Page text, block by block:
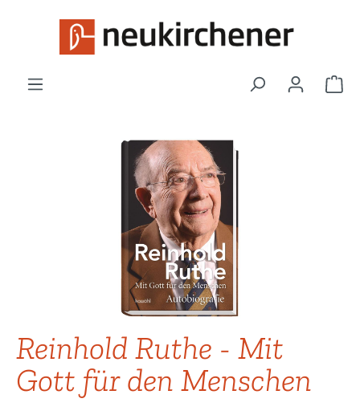
Zum Hauptinhalt springen
Bildergalerie überspringen
Reinhold Ruthe - Mit
Gott für den Menschen